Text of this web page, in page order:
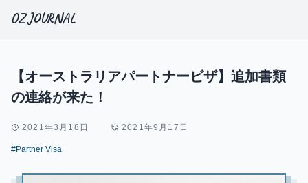
OZ JOURNAL
【オーストラリアパートナービザ】追加書類
の連絡が来た！
2021年3月18日 2021年9月17日
#Partner Visa